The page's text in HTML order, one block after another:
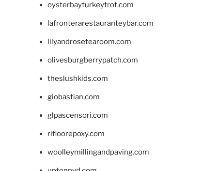
oysterbayturkeytrot.com
lafronterarestauranteybar.com
lilyandrosetearoom.com
olivesburgberrypatch.com
theslushkids.com
giobastian.com
glpascensori.com
rifloorepoxy.com
woolleymillingandpaving.com